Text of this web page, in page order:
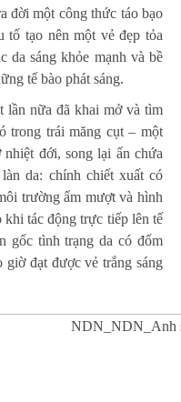
đời một công thức táo bạo
tạo nên một vẻ đẹp tỏa
da sáng khỏe mạnh và bề
tế bào phát sáng.
lần nữa đã khai mở và tìm
trong trái măng cụt – một
đới, song lại ẩn chứa
da: chính chiết xuất có
trường ẩm mượt và hình
khi tác động trực tiếp lên tế
gốc tình trạng da có đốm
giờ đạt được vẻ trắng sáng